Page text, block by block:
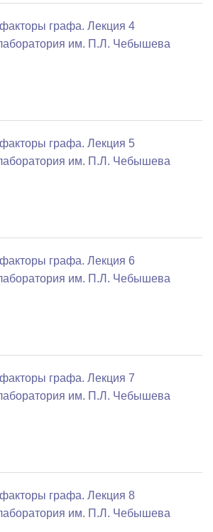
графа. Лекция 4
им. П.Л. Чебышева
графа. Лекция 5
им. П.Л. Чебышева
графа. Лекция 6
им. П.Л. Чебышева
графа. Лекция 7
им. П.Л. Чебышева
графа. Лекция 8
им. П.Л. Чебышева